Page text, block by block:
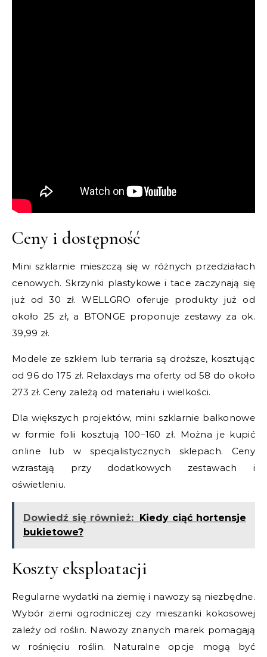
Ceny i dostępność
Mini szklarnie mieszczą się w różnych przedziałach
cenowych. Skrzynki plastykowe i tace zaczynają się
już od 30 zł. WELLGRO oferuje produkty już od
około 25 zł, a BTONGE proponuje zestawy za ok.
39,99 zł.
Modele ze szkłem lub terraria są droższe, kosztując
od 96 do 175 zł. Relaxdays ma oferty od 58 do około
273 zł. Ceny zależą od materiału i wielkości.
Dla większych projektów, mini szklarnie balkonowe
w formie folii kosztują 100–160 zł. Można je kupić
online lub w specjalistycznych sklepach. Ceny
wzrastają przy dodatkowych zestawach i
oświetleniu.
Dowiedź się również: Kiedy ciąć hortensje
bukietowe?
Koszty eksploatacji
Regularne wydatki na ziemię i nawozy są niezbędne.
Wybór ziemi ogrodniczej czy mieszanki kokosowej
zależy od roślin. Nawozy znanych marek pomagają
w rośnięciu roślin. Naturalne opcje mogą być